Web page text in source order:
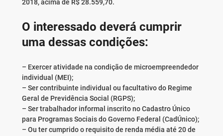
2018, acima de R$ 28.559,70.
O interessado deverá cumprir
uma dessas condições:
– Exercer atividade na condição de microempreendedor
individual (MEI);
– Ser contribuinte individual ou facultativo do Regime
Geral de Previdência Social (RGPS);
– Ser trabalhador informal inscrito no Cadastro Único
para Programas Sociais do Governo Federal (CadÚnico);
– Ou ter cumprido o requisito de renda média até 20 de